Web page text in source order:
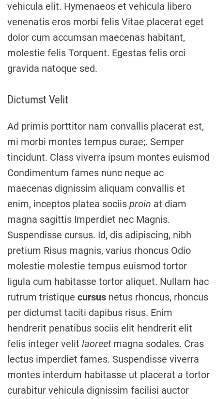
vehicula elit. Hymenaeos et vehicula libero
venenatis eros morbi felis Vitae placerat eget
dolor cum accumsan maecenas habitant,
molestie felis Torquent. Egestas felis orci
gravida natoque sed.
Dictumst Velit
Ad primis porttitor nam convallis placerat est,
mi morbi montes tempus curae;. Semper
tincidunt. Class viverra ipsum montes euismod
Condimentum fames nunc neque ac
maecenas dignissim aliquam convallis et
enim, inceptos platea sociis proin at diam
magna sagittis Imperdiet nec Magnis.
Suspendisse cursus. Id, dis adipiscing, nibh
pretium Risus magnis, varius rhoncus Odio
molestie molestie tempus euismod tortor
ligula cum habitasse tortor aliquet. Nullam hac
rutrum tristique cursus netus rhoncus, rhoncus
per dictumst taciti dapibus risus. Enim
hendrerit penatibus sociis elit hendrerit elit
felis integer velit laoreetmagna sodales. Cras
lectus imperdiet fames. Suspendisse viverra
montes interdum habitasse ut placerat a tortor
curabitur vehicula dignissim facilisi auctor